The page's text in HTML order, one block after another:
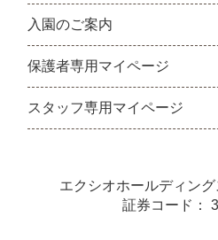
入園のご案内
保護者専用マイページ
スタッフ専用マイページ
エクシオホールディング
証券コード：